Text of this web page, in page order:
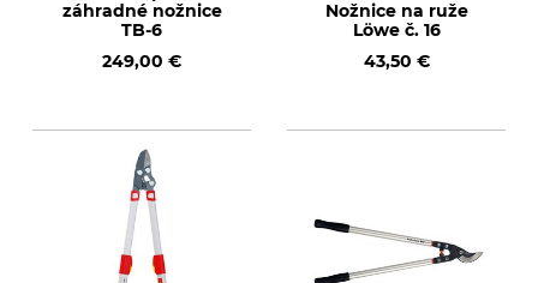
záhradné nožnice
TB-6
249,00 €
Nožnice na ruže
Löwe č. 16
43,50 €